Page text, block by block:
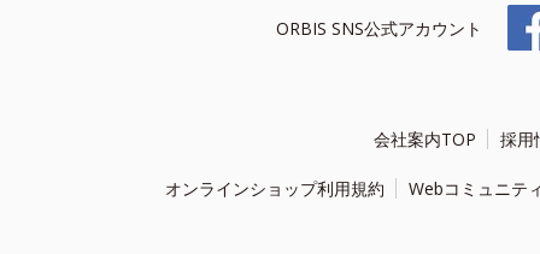
ORBIS SNS公式アカウント
会社案内TOP 採用
オンラインショップ利用規約 Webコミュニテ